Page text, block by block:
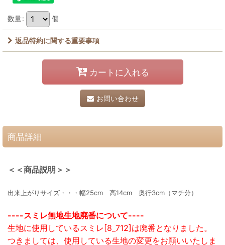
数量: 個
返品特約に関する重要事項
カートに入れる
お問い合わせ
商品詳細
＜＜商品説明＞＞
出来上がりサイズ・・・幅25cm 高14cm 奥行3cm（マチ分）
----スミレ無地生地廃番について----
生地に使用しているスミレ[8_712]は廃番となりました。
つきましては、使用している生地の変更をお願いいたしま